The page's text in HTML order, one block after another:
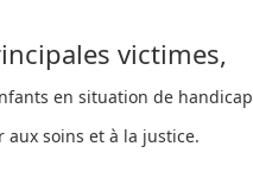
victimes,
en situation de handicap
soins et à la justice.